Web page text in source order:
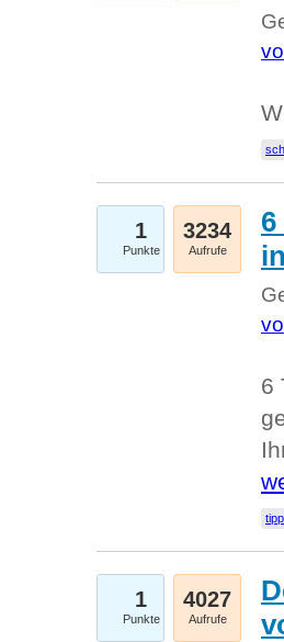
1
Punkte
3234
Aufrufe
6
1
Punkte
4027
Aufrufe